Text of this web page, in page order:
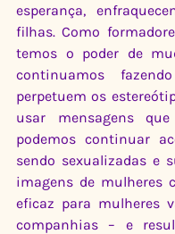
esperança,
filhas. Como
temos o poder de
continuamos
perpetuem os
usar mensagens
podemos continuar
sendo sexualizadas e
imagens de mulheres
eficaz para mulheres
companhias – e